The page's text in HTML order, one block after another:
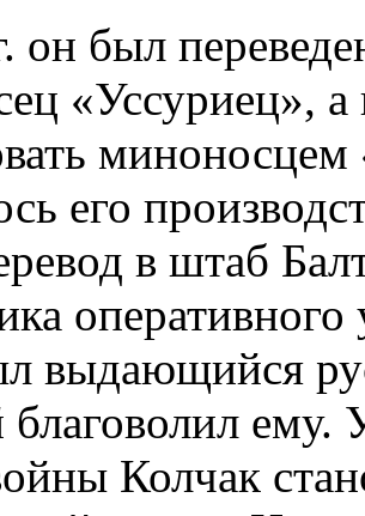
он был
«Уссуриец», а
его
в штаб
выдающийся
ему.
Колчак